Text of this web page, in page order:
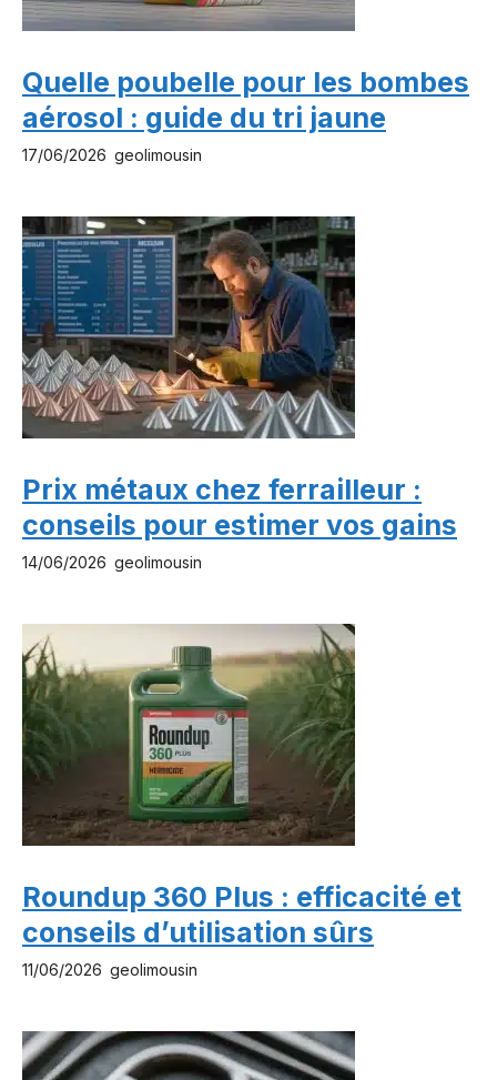
Quelle poubelle pour les bombes
aérosol : guide du tri jaune
17/06/2026 geolimousin
Prix métaux chez ferrailleur :
conseils pour estimer vos gains
14/06/2026 geolimousin
Roundup 360 Plus : efficacité et
conseils d’utilisation sûrs
11/06/2026 geolimousin